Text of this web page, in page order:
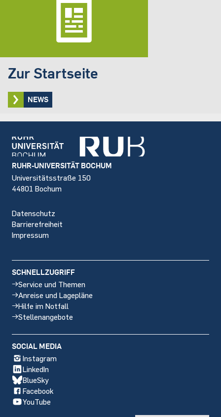
Zur Startseite
NEWS
Footer
RUHR-UNIVERSITÄT BOCHUM
Universitätsstraße 150
44801 Bochum
Datenschutz
Barrierefreiheit
Impressum
SCHNELLZUGRIFF
Service und Themen
Anreise und Lagepläne
Hilfe im Notfall
Stellenangebote
SOCIAL MEDIA
Instagram
LinkedIn
BlueSky
Facebook
YouTube